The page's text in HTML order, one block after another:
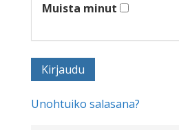
Muista minut
Unohtuiko salasana?